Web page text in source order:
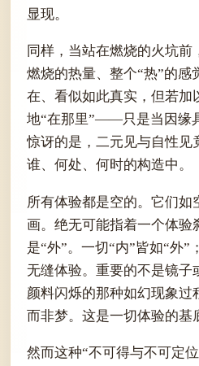
显现。
同样，当站在燃烧的火坑前
燃烧的热量、整个“热”的感
在、看似如此真实，但若加
地“在那里”——只是当因缘
惊讶的是，二元见与自性见
谁、何处、何时的构造中。
所有体验都是空的。它们如
画。绝无可能指着一个体验
是“外”。一切“内”皆如“外
无缝体验。重要的不是镜子
颜料闪烁的那种如幻现象过
而非梦。这是一切体验的基
然而这种“不可得与不可定